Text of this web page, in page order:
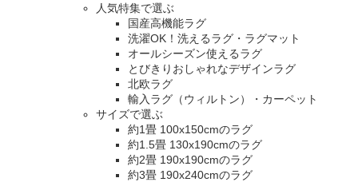
人気特集で選ぶ
国産高機能ラグ
洗濯OK！洗えるラグ・ラグマット
オールシーズン使えるラグ
とびきりおしゃれなデザインラグ
北欧ラグ
輸入ラグ（ウィルトン）・カーペット
サイズで選ぶ
約1畳 100x150cmのラグ
約1.5畳 130x190cmのラグ
約2畳 190x190cmのラグ
約3畳 190x240cmのラグ